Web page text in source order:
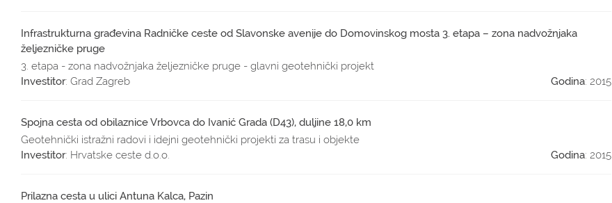
Infrastrukturna građevina Radničke ceste od Slavonske avenije do Domovinskog mosta 3. etapa – zona nadvožnjaka
željezničke pruge
3. etapa - zona nadvožnjaka željezničke pruge - glavni geotehnički projekt
Investitor: Grad Zagreb Godina: 2015
Spojna cesta od obilaznice Vrbovca do Ivanić Grada (D43), duljine 18,0 km
Geotehnički istražni radovi i idejni geotehnički projekti za trasu i objekte
Investitor: Hrvatske ceste d.o.o. Godina: 2015
Prilazna cesta u ulici Antuna Kalca, Pazin